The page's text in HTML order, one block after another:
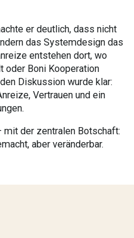
er deutlich, dass nicht
das Systemdesign das
entstehen dort, wo
oder Boni Kooperation
Diskussion wurde klar:
Vertrauen und ein
mit der zentralen Botschaft:
aber veränderbar.